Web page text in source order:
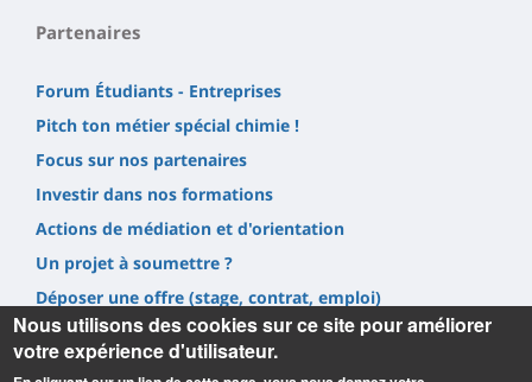
Partenaires
Forum Étudiants - Entreprises
Pitch ton métier spécial chimie !
Focus sur nos partenaires
Investir dans nos formations
Actions de médiation et d'orientation
Un projet à soumettre ?
Déposer une offre (stage, contrat, emploi)
Prestations
Nous utilisons des cookies sur ce site pour améliorer
votre expérience d'utilisateur.